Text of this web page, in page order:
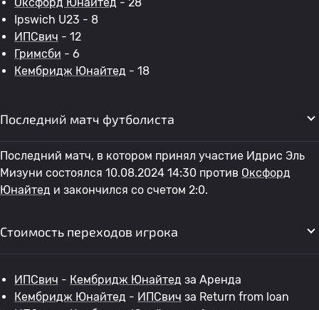
Ipswich U23 - 8
ИПСвич - 12
Гримсби - 6
Кембридж Юнайтед - 18
Последний матч футболиста
Последний матч, в котором принял участие Идрис Эль
Мизуни состоялся 10.08.2024 14:30 против Оксфорд
Юнайтед и закончился со счетом 2:0.
Стоимость переходов игрока
ИПСвич - Кембридж Юнайтед за Аренда
Кембридж Юнайтед - ИПСвич за Return from loan